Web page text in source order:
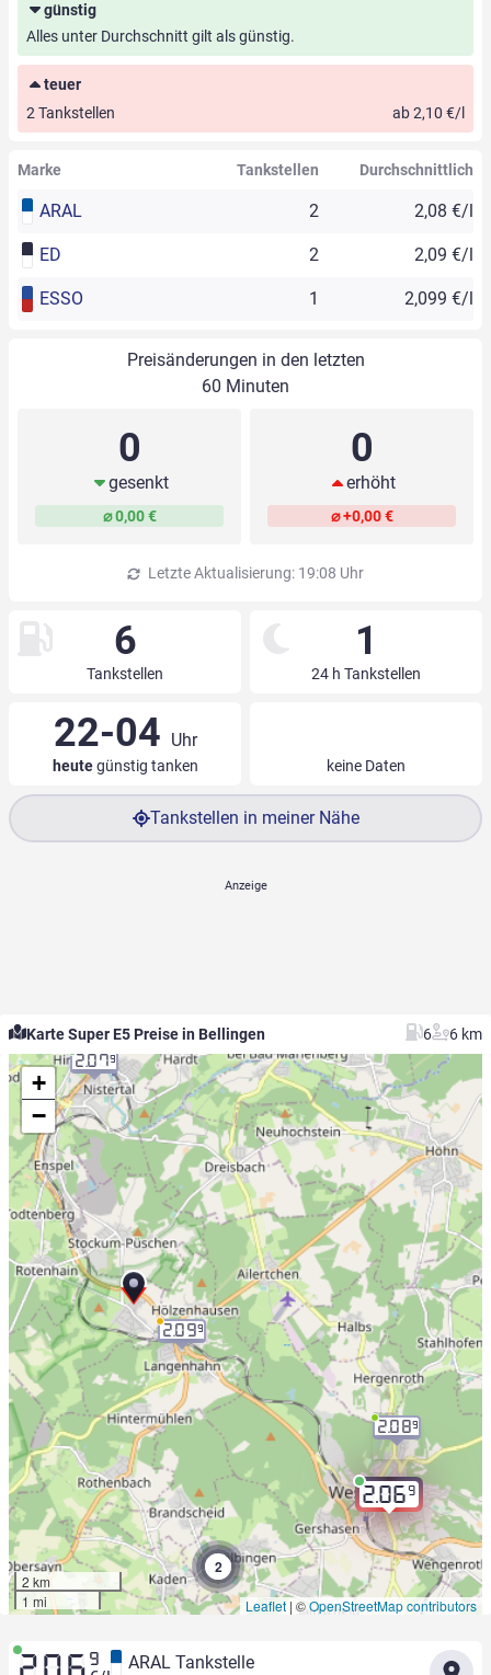
günstig
Alles unter Durchschnitt gilt als günstig.
teuer
2 Tankstellen
ab 2,10 €/l
Marke Tankstellen Durchschnittlich
ARAL 2 2,08 €/l
ED 2 2,09 €/l
ESSO 1 2,099 €/l
Preisänderungen in den letzten
60 Minuten
0
gesenkt
⌀ 0,00 €
0
erhöht
⌀ +0,00 €
Letzte Aktualisierung: 19:08 Uhr
6
Tankstellen
1
24 h Tankstellen
22-04 Uhr
heutegünstig tanken keine Daten
Tankstellen in meiner Nähe
Karte Super E5 Preise in Bellingen 6 6 km
2.069
2.079
2.099
2.089
2
+
−
2 km
1 mi
Leaflet | ©OpenStreetMap contributors
2.06 9 ARAL Tankstelle